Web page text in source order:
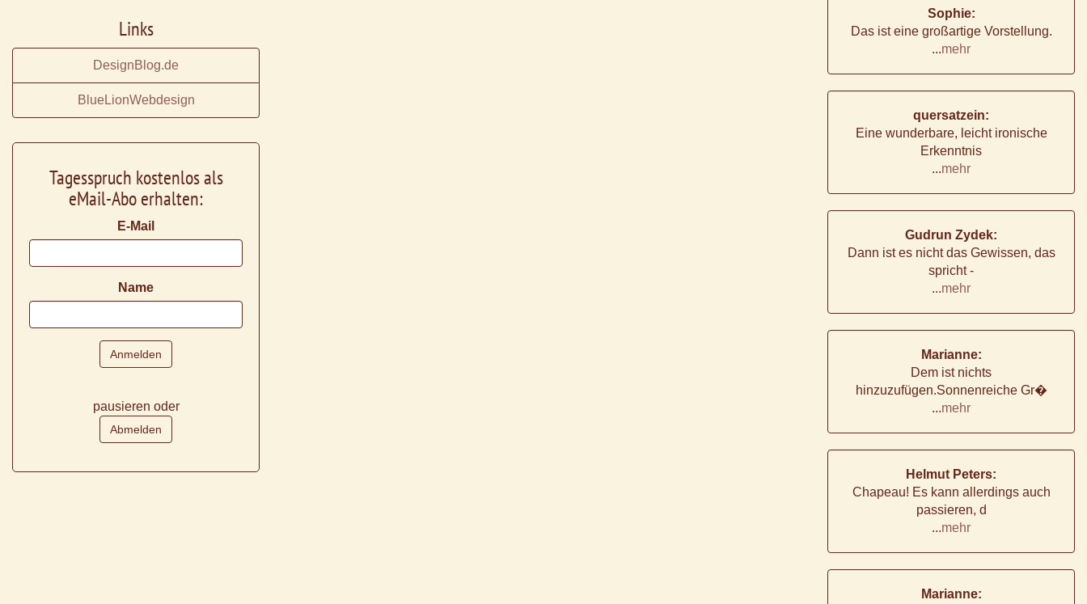
Links
DesignBlog.de
BlueLionWebdesign
Tagesspruch kostenlos als
eMail-Abo erhalten:
E-Mail
Name
pausieren oder
Sophie:
Das ist eine großartige Vorstellung.
...mehr
quersatzein:
Eine wunderbare, leicht ironische
Erkenntnis
...mehr
Gudrun Zydek:
Dann ist es nicht das Gewissen, das
spricht -
...mehr
Marianne:
Dem ist nichts
hinzuzufügen.Sonnenreiche Gr�
...mehr
Helmut Peters:
Chapeau! Es kann allerdings auch
passieren, d
...mehr
Marianne: